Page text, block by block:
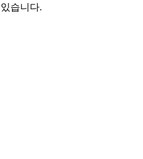
습니다.